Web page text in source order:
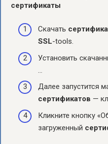
сертификаты
Скачать
SSL-tools.
Установить
…
Далее запустится
сертификатов —
Кликните кнопку
загруженный